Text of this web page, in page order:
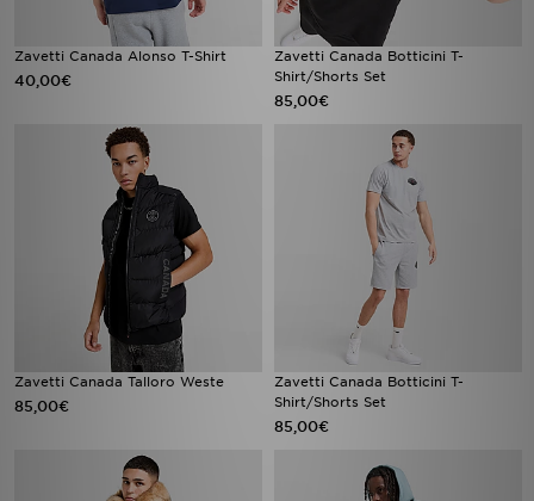
Zavetti Canada Alonso T-Shirt
40,00€
Zavetti Canada Botticini T-
Shirt/Shorts Set
85,00€
Zavetti Canada Talloro Weste
85,00€
Zavetti Canada Botticini T-
Shirt/Shorts Set
85,00€